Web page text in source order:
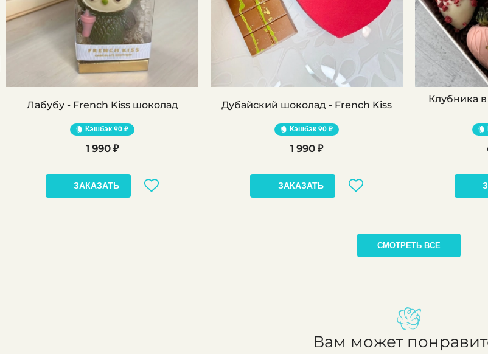
Лабубу - French Kiss шоколад
Кэшбэк90 ₽
1 990 ₽
ЗАКАЗАТЬ
Дубайский шоколад - French Kiss
Кэшбэк90 ₽
1 990 ₽
ЗАКАЗАТЬ
Клубника
СМОТРЕТЬ ВСЕ
Вам может